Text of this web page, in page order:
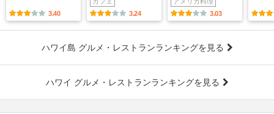
3.40
3.24
3.03
ハワイ島 グルメ・レストランランキングを見る
ハワイ グルメ・レストランランキングを見る